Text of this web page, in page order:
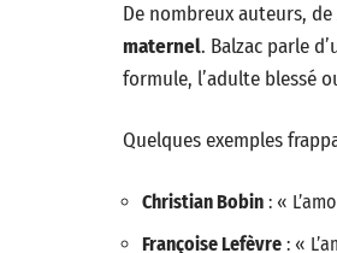
De nombreux auteurs, de
maternel. Balzac parle
formule, l’adulte blessé
Quelques exemples
Christian Bobin : «
Françoise Lefèvre : «